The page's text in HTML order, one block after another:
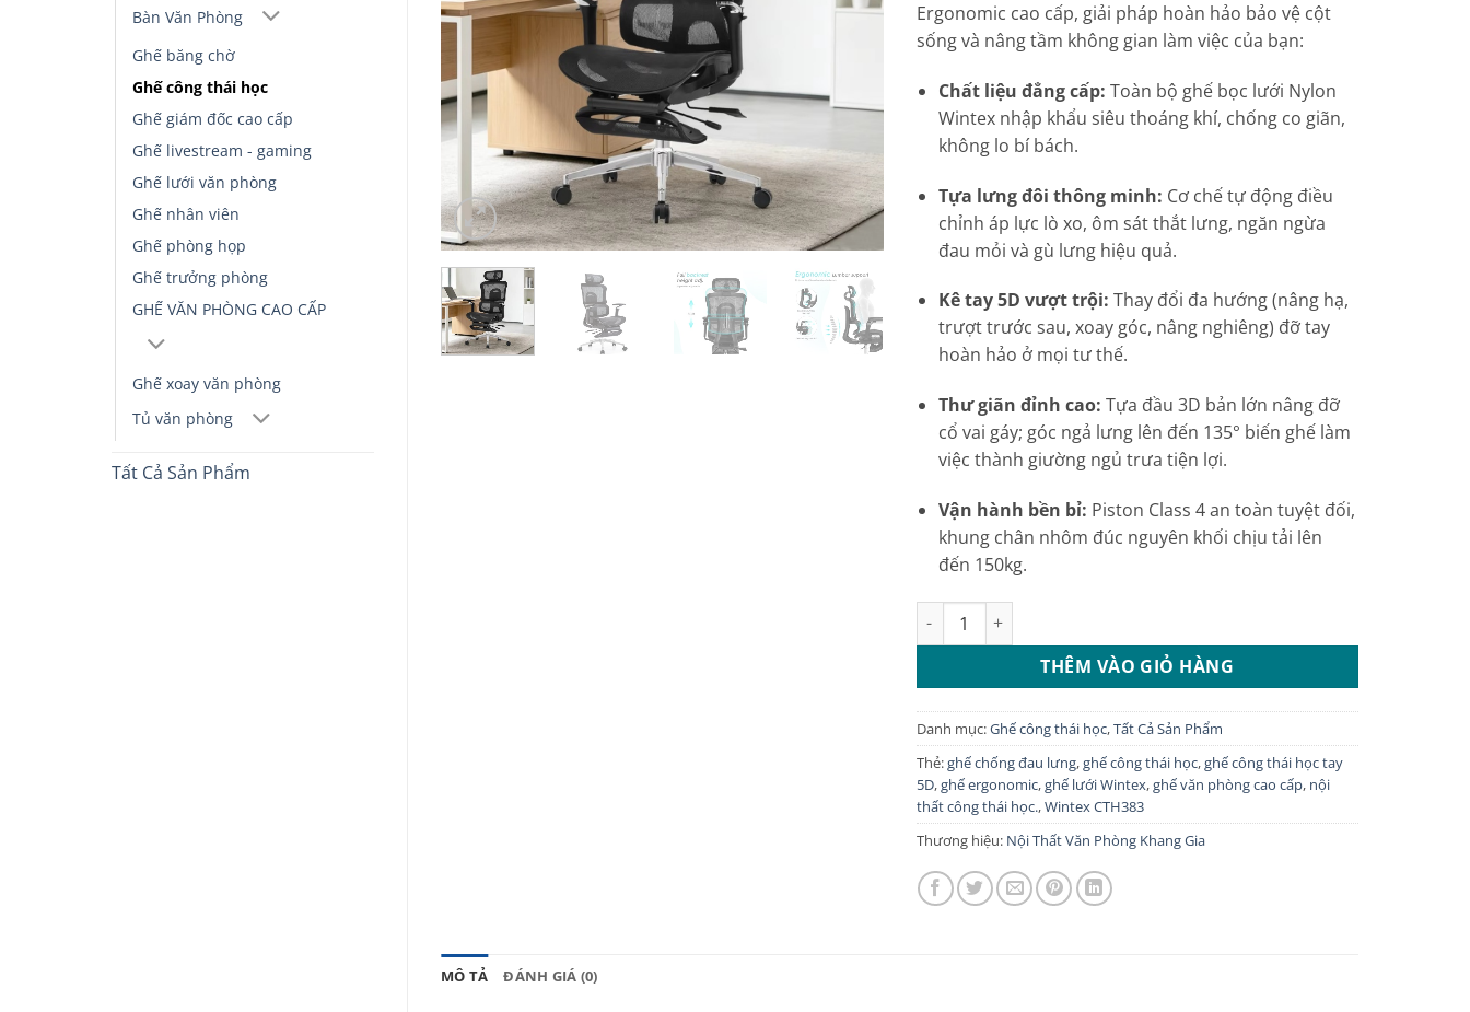
Bàn Văn Phòng
Ghế băng chờ
Ghế công thái học
Ghế giám đốc cao cấp
Ghế livestream - gaming
Ghế lưới văn phòng
Ghế nhân viên
Ghế phòng họp
Ghế trưởng phòng
GHẾ VĂN PHÒNG CAO CẤP
Ghế xoay văn phòng
Tủ văn phòng
Tất Cả Sản Phẩm
Ergonomic cao cấp, giải pháp hoàn hảo bảo vệ cột
sống và nâng tầm không gian làm việc của bạn:
Chất liệu đẳng cấp: Toàn bộ ghế bọc lưới Nylon
Wintex nhập khẩu siêu thoáng khí, chống co giãn,
không lo bí bách.
Tựa lưng đôi thông minh: Cơ chế tự động điều
chỉnh áp lực lò xo, ôm sát thắt lưng, ngăn ngừa
đau mỏi và gù lưng hiệu quả.
Kê tay 5D vượt trội: Thay đổi đa hướng (nâng hạ,
trượt trước sau, xoay góc, nâng nghiêng) đỡ tay
hoàn hảo ở mọi tư thế.
Thư giãn đỉnh cao: Tựa đầu 3D bản lớn nâng đỡ
cổ vai gáy; góc ngả lưng lên đến 135° biến ghế làm
việc thành giường ngủ trưa tiện lợi.
Vận hành bền bỉ: Piston Class 4 an toàn tuyệt đối,
khung chân nhôm đúc nguyên khối chịu tải lên
đến 150kg.
Ghế công thái học lưới nylon Wintex tay 5D: CTH383 số lượng
THÊM VÀO GIỎ HÀNG
Danh mục:Ghế công thái học,Tất Cả Sản Phẩm
Thẻ:ghế chống đau lưng,ghế công thái học,ghế công thái học tay
5D,ghế ergonomic,ghế lưới Wintex,ghế văn phòng cao cấp, nội
thất công thái học.,Wintex CTH383
Thương hiệu: Nội Thất Văn Phòng Khang Gia
MÔ TẢ ĐÁNH GIÁ (0)